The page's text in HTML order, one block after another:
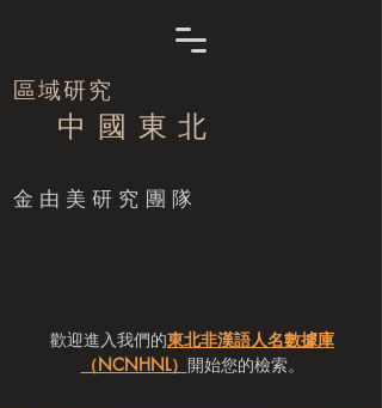
區域研究
中 國 東 北
​金由美研究團隊
歡迎進入我們的東北非漢語人名數據庫
（NCNHNL） 開始您的檢索。